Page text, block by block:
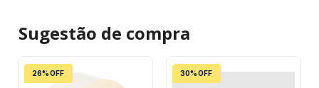
Sugestão de compra
26% OFF 30% OFF